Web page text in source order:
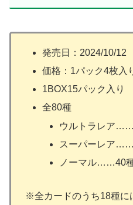
発売日：2024/10/12
価格：1パック4枚入
1BOX15パック入り
全80種
ウルトラレア
スーパーレア
ノーマル……40
※全カードのうち18種に